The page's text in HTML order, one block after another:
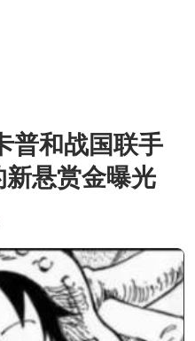
普和战国联手
悬赏金曝光